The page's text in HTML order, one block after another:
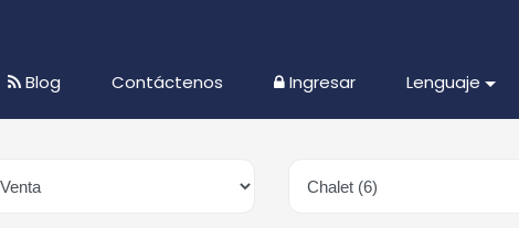
Blog Contáctenos Ingresar Lenguaje